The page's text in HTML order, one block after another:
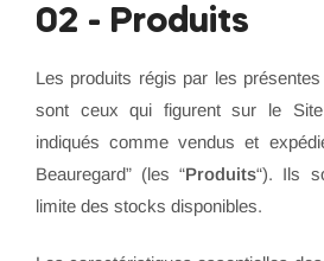
02 - Produits
Les produits régis par les
sont ceux qui figurent sur le
indiqués comme vendus et
Beauregard” (les “Produits“). Ils
limite des stocks disponibles.